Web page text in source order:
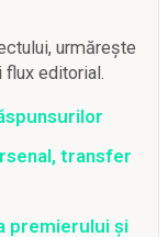
urmărește
editorial.
transfer
premierului și